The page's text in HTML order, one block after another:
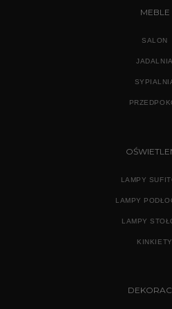
MEBLE
SALON
JADALNIA
LAMPY
LAMPY
LAMPY
KINKIETY